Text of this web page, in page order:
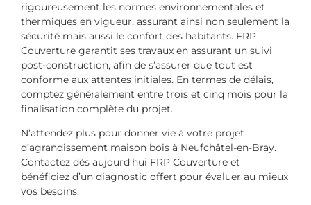
rigoureusement les normes environnementales et
thermiques en vigueur, assurant ainsi non seulement la
sécurité mais aussi le confort des habitants. FRP
Couverture garantit ses travaux en assurant un suivi
post-construction, afin de s’assurer que tout est
conforme aux attentes initiales. En termes de délais,
comptez généralement entre trois et cinq mois pour la
finalisation complète du projet.
N’attendez plus pour donner vie à votre projet
d’agrandissement maison bois à Neufchâtel-en-Bray.
Contactez dès aujourd’hui FRP Couverture et
bénéficiez d’un diagnostic offert pour évaluer au mieux
vos besoins.